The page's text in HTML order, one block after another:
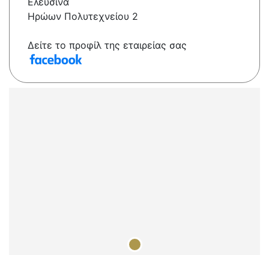
Ηρώων Πολυτεχνείου 2
Δείτε το προφίλ της εταιρείας σας